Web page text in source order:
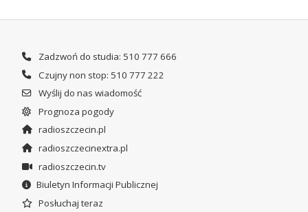
Zadzwoń do studia: 510 777 666
Czujny non stop: 510 777 222
Wyślij do nas wiadomość
Prognoza pogody
radioszczecin.pl
radioszczecinextra.pl
radioszczecin.tv
Biuletyn Informacji Publicznej
Posłuchaj teraz